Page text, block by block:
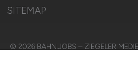
SITEMAP
© 2026 BAHN.JOBS – ZIEGELER